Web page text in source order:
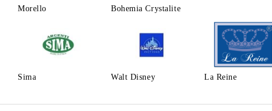
Morello Bohemia Crystalite
Sima Walt Disney La Reine